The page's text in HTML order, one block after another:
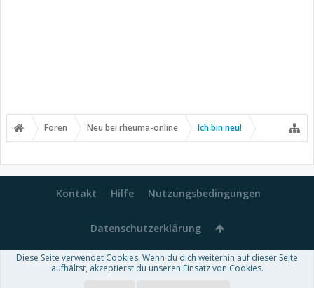
Foren Neu bei rheuma-online Ich bin neu!
Kontakt Hilfe Nutzungsbedingungen
Datenschutzerklärung
Forum software by XenForo™-Deutsch von xenDach
Diese Seite verwendet Cookies. Wenn du dich weiterhin auf dieser Seite
aufhältst, akzeptierst du unseren Einsatz von Cookies.